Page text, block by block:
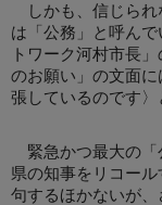
しかも、信じられ
は「公務」と呼ん
トワーク河村市長
のお願い」の文面
張しているのです〉
緊急かつ最大の「
県の知事をリコー
句するほかないが